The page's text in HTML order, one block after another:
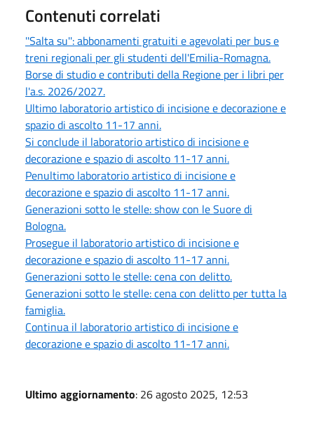
Contenuti correlati
''Salta su'': abbonamenti gratuiti e agevolati per bus e
treni regionali per gli studenti dell'Emilia-Romagna.
Borse di studio e contributi della Regione per i libri per
l'a.s. 2026/2027.
Ultimo laboratorio artistico di incisione e decorazione e
spazio di ascolto 11-17 anni.
Si conclude il laboratorio artistico di incisione e
decorazione e spazio di ascolto 11-17 anni.
Penultimo laboratorio artistico di incisione e
decorazione e spazio di ascolto 11-17 anni.
Generazioni sotto le stelle: show con le Suore di
Bologna.
Prosegue il laboratorio artistico di incisione e
decorazione e spazio di ascolto 11-17 anni.
Generazioni sotto le stelle: cena con delitto.
Generazioni sotto le stelle: cena con delitto per tutta la
famiglia.
Continua il laboratorio artistico di incisione e
decorazione e spazio di ascolto 11-17 anni.
Ultimo aggiornamento: 26 agosto 2025, 12:53